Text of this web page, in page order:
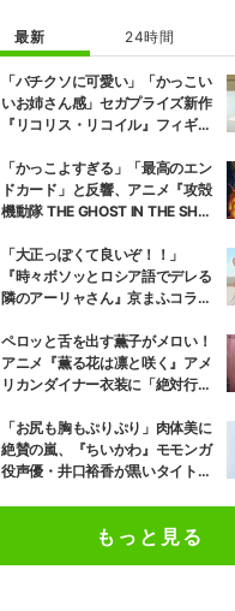
最新 24時間
「バチクソに可愛い」「かっこい
いお姉さん感」セガプライズ新作
『リコリス・リコイル』フィギュ
「かっこよすぎる」「最高のエン
ドカード」と反響、アニメ『攻殻
機動隊 THE GHOST IN THE SHEL
「大正っぽくて良いぞ！！」
『時々ボソッとロシア語でデレる
隣のアーリャさん』京まふコラボ
ペロッと舌を出す薫子がメロい！
アニメ『薫る花は凛と咲く』アメ
リカンダイナー衣装に「絶対行き
「お尻も胸もぷりぷり」肉体美に
絶賛の嵐、『ちいかわ』モモンガ
役声優・井口裕香が黒いタイトウ
もっと見る